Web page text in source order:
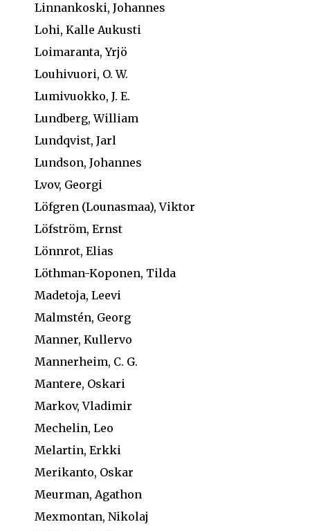
Linnankoski, Johannes
Lohi, Kalle Aukusti
Loimaranta, Yrjö
Louhivuori, O. W.
Lumivuokko, J. E.
Lundberg, William
Lundqvist, Jarl
Lundson, Johannes
Lvov, Georgi
Löfgren (Lounasmaa), Viktor
Löfström, Ernst
Lönnrot, Elias
Löthman-Koponen, Tilda
Madetoja, Leevi
Malmstén, Georg
Manner, Kullervo
Mannerheim, C. G.
Mantere, Oskari
Markov, Vladimir
Mechelin, Leo
Melartin, Erkki
Merikanto, Oskar
Meurman, Agathon
Mexmontan, Nikolaj